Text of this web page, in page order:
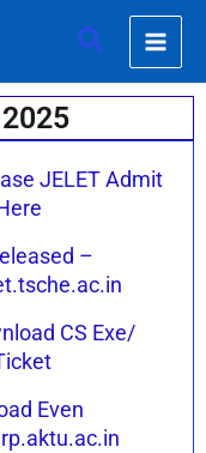
Search
JELET Admit
–
CS Exe/
Even
Page Page